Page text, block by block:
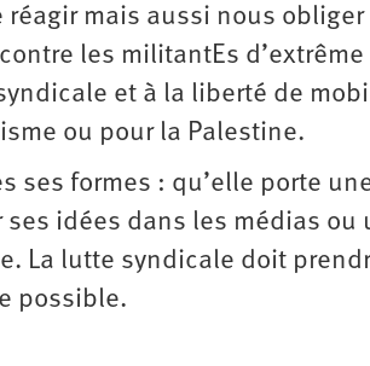
mais aussi nous
les militantEs
et à la liberté de
ou pour la Palestine.
ses formes : qu’elle porte
idées dans les médias ou
La lutte syndicale doit
possible.